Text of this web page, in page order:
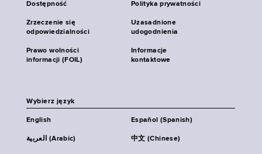
Dostępność Polityka prywatności
Zrzeczenie się
odpowiedzialności
Uzasadnione
udogodnienia
Prawo wolności
informacji (FOIL)
Informacje
kontaktowe
Wybierz język
English Español (Spanish)
العربية (Arabic) 中文 (Chinese)